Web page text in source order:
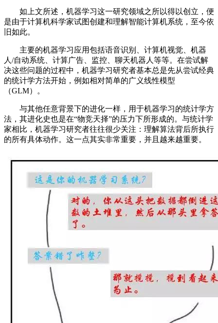
如上文所述，机器学习这一研究领域之所以得以创立，便
是由于计算机科学家试图创建和理解智能计算机系统，至今依
旧如此。
主要的机器学习应用包括语音识别、计算机视觉、机器
人/自动系统、计算广告、监控、聊天机器人等等。在尝试解
决这些问题的过程中，机器学习研究者基本总是先从尝试经典
的统计学方法开始，例如相对简单的广义线性模型
（GLM）。
与其他任意背景下的进化一样，用于机器学习的统计学方
法，其进化史也是在“物竞天择”的压力下所形成的。与统计学
家相比，机器学习研究者往往很少关注：理解算法背后所执行
的所有具体动作。这一点其实非常重要，并且越来越重要。